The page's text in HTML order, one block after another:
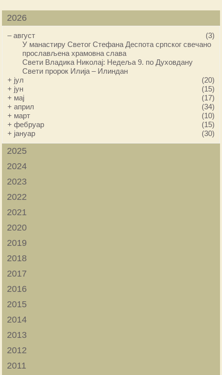
2026
–август
(3)
У манастиру Светог Стефана Деспота српског свечано
прослављена храмовна слава
Свети Владика Николај: Недеља 9. по Духовдану
Свети пророк Илија – Илиндан
+ јул
(20)
+ јун
(15)
+ мај
(17)
+април
(34)
+ март
(10)
+фебруар
(15)
+ јануар (30)
2025
2024
2023
2022
2021
2020
2019
2018
2017
2016
2015
2014
2013
2012
2011